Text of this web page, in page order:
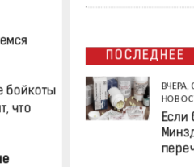
бойкоты
что
ПОСЛЕДНЕЕ
ВЧЕРА,
Если